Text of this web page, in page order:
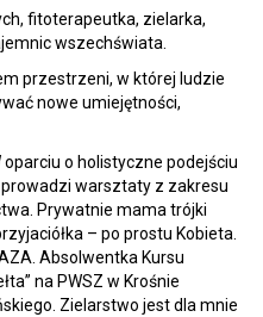
fitoterapeutka, zielarka,
wszechświata.
przestrzeni, w której ludzie
nowe umiejętności,
o holistyczne podejściu
warsztaty z zakresu
Prywatnie mama trójki
– po prostu Kobieta.
Absolwentka Kursu
na PWSZ w Krośnie
Zielarstwo jest dla mnie